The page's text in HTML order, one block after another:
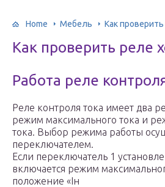
Home Мебель Как
Как проверить реле
Работа реле
Реле контроля тока имеет два
режим максимального тока и
тока. Выбор режима работы
переключателем.
Если переключатель 1
включается режим
положение «Iн